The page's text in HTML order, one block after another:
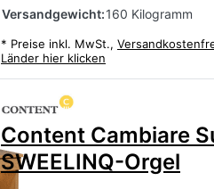
Versandgewicht:160 Kilogramm
* Preise inkl. MwSt.,
Länder hier klicken
Content Cambiare
SWEELINQ-Orgel